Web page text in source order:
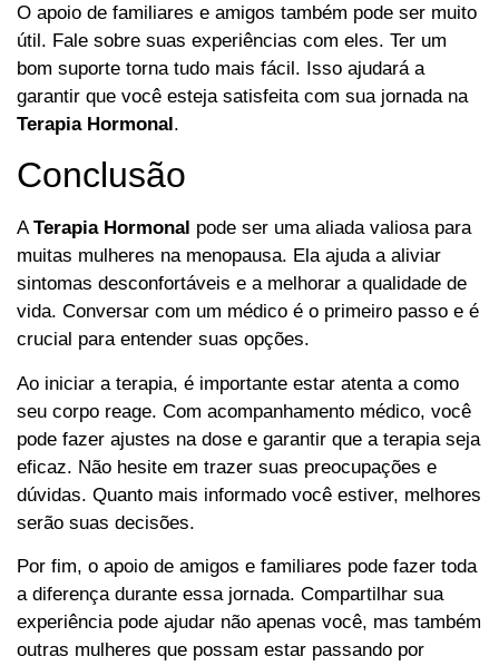
O apoio de familiares e amigos também pode ser muito
útil. Fale sobre suas experiências com eles. Ter um
bom suporte torna tudo mais fácil. Isso ajudará a
garantir que você esteja satisfeita com sua jornada na
Terapia Hormonal.
Conclusão
ATerapia Hormonal pode ser uma aliada valiosa para
muitas mulheres na menopausa. Ela ajuda a aliviar
sintomas desconfortáveis e a melhorar a qualidade de
vida. Conversar com um médico é o primeiro passo e é
crucial para entender suas opções.
Ao iniciar a terapia, é importante estar atenta a como
seu corpo reage. Com acompanhamento médico, você
pode fazer ajustes na dose e garantir que a terapia seja
eficaz. Não hesite em trazer suas preocupações e
dúvidas. Quanto mais informado você estiver, melhores
serão suas decisões.
Por fim, o apoio de amigos e familiares pode fazer toda
a diferença durante essa jornada. Compartilhar sua
experiência pode ajudar não apenas você, mas também
outras mulheres que possam estar passando por